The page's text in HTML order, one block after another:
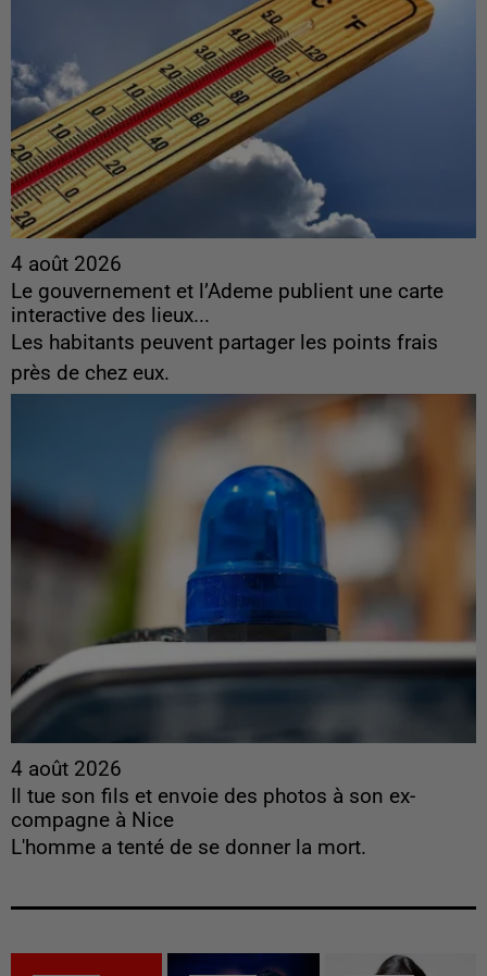
4 août 2026
Le gouvernement et l’Ademe publient une carte
interactive des lieux...
Les habitants peuvent partager les points frais
près de chez eux.
4 août 2026
Il tue son fils et envoie des photos à son ex-
compagne à Nice
L'homme a tenté de se donner la mort.